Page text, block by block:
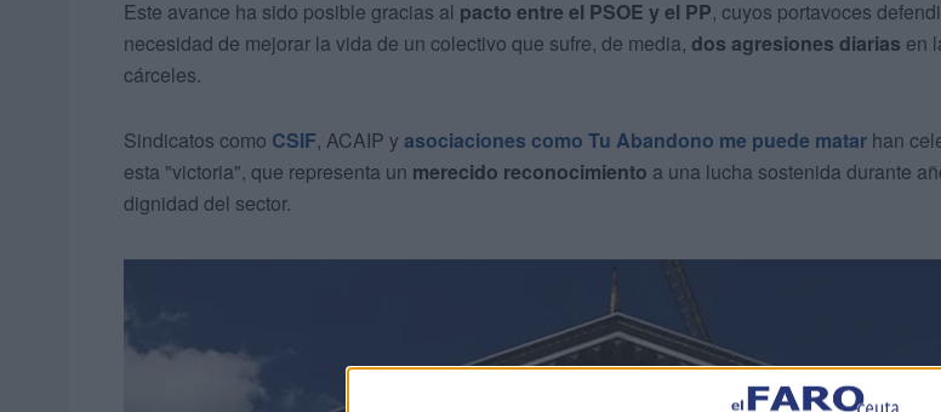
Este avance ha sido posible gracias al pacto entre el PSOE y el PP, cuyos portavoces
necesidad de mejorar la vida de un colectivo que sufre, de media, dos agresiones diarias en
cárceles.
Sindicatos como CSIF, ACAIP yasociaciones como Tu Abandono me puede matar han
esta "victoria", que representa un merecido reconocimiento a una lucha sostenida durante
dignidad del sector.